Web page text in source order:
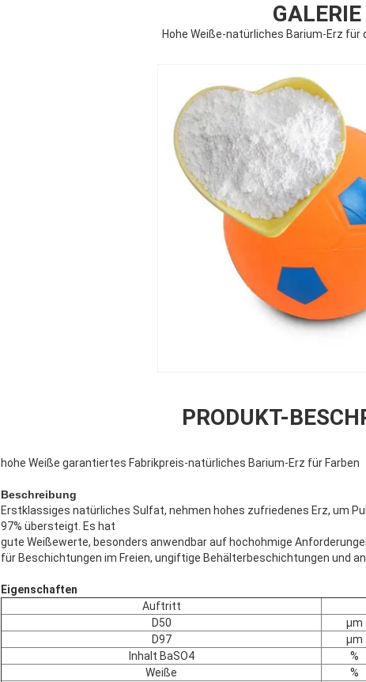
GALERIE
Hohe Weiße-natürliches Barium-Erz für
PRODUKT-
hohe Weiße garantiertes Fabrikpreis-natürliches Barium-Erz für Farben
Beschreibung
Erstklassiges natürliches Sulfat, nehmen hohes zufriedenes Erz, um
97% übersteigt. Es hat
gute Weißewerte, besonders anwendbar auf hochohmige
für Beschichtungen im Freien, ungiftige Behälterbeschichtungen und
Eigenschaften
Auftritt
D50
μm
D97
μm
Inhalt BaSO4
%
Weiße
%